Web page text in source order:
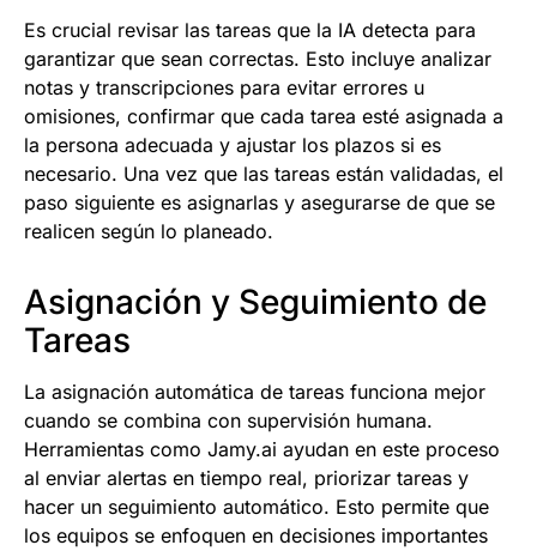
Es crucial revisar las tareas que la IA detecta para
garantizar que sean correctas. Esto incluye analizar
notas y transcripciones para evitar errores u
omisiones, confirmar que cada tarea esté asignada a
la persona adecuada y ajustar los plazos si es
necesario. Una vez que las tareas están validadas, el
paso siguiente es asignarlas y asegurarse de que se
realicen según lo planeado.
Asignación y Seguimiento de
Tareas
La asignación automática de tareas funciona mejor
cuando se combina con supervisión humana.
Herramientas como Jamy.ai ayudan en este proceso
al enviar alertas en tiempo real, priorizar tareas y
hacer un seguimiento automático. Esto permite que
los equipos se enfoquen en decisiones importantes